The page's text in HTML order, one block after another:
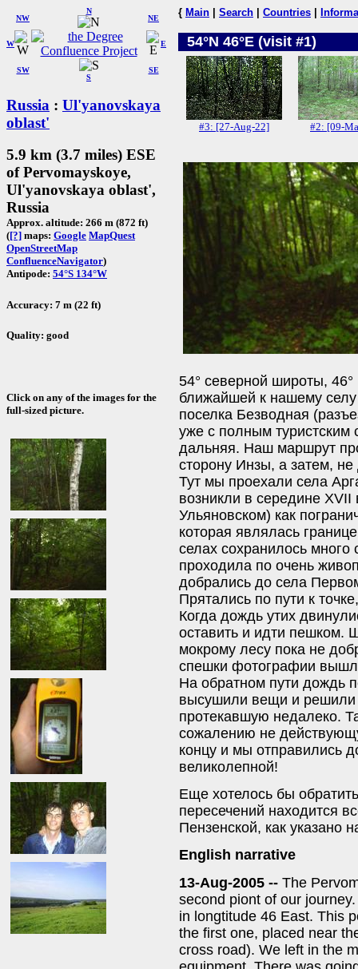
W
NW
N
NE
SW
S
SE
E
Russia : Ul'yanovskaya
oblast'
5.9 km (3.7 miles) ESE
of Pervomayskoye,
Ul'yanovskaya oblast',
Russia
Approx. altitude: 266 m (872 ft)
([?] maps: Google MapQuest
OpenStreetMap
ConfluenceNavigator)
Antipode: 54°S 134°W
Accuracy: 7 m (22 ft)
Quality: good
Click on any of the images for the
full-sized picture.
{ Main Search Countries
54°N 46°E (visit #1)
#3: [27-Aug-22] #2: [09-
54° северной широты,
ближайшей к нашему
поселка Безводная
уже с полным туристским
дальняя. Наш маршрут
сторону Инзы, а затем,
Тут мы проехали села
возникли в середине
Ульяновском) как
которая являлась
селах сохранилось
проходила по очень
добрались до села
Прятались по пути к
Когда дождь утих
оставить и идти пешком.
мокрому лесу пока не
спешки фотографии
На обратном пути дождь
высушили вещи и решили
протекавшую недалеко.
сожалению не
концу и мы отправились
великолепной!
Еще хотелось бы
пересечений находится
Пензенской, как указано
English narrative
13-Aug-2005 -- The
second piont of our
in longtitude 46 East. This
the first one, placed near
cross road). We left in the